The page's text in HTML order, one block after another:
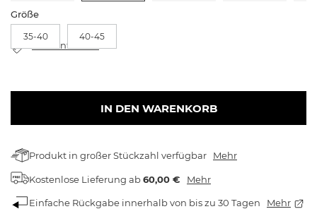
Größe
35-40 40-45
Größentabelle
IN DEN WARENKORB
Produkt in großer Stückzahl verfügbar Mehr
Kostenlose Lieferung ab60,00 € Mehr
Einfache Rückgabe innerhalb von bis zu 30 Tagen Mehr